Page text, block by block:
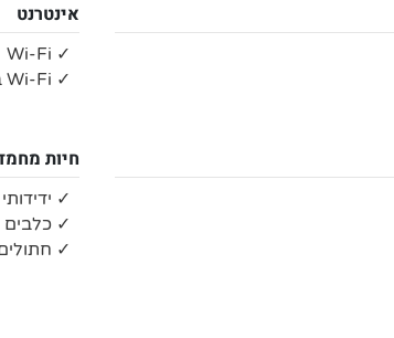
אינטרנט
✓ Wi-Fi
✓ Wi-Fi באזורים ציבוריים
חיות
✓
✓ כלבים
✓